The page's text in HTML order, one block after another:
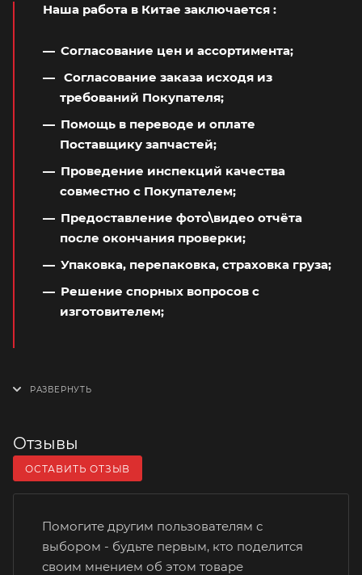
Наша работа в Китае заключается :
Согласование цен и ассортимента;
Согласование заказа исходя из
требований Покупателя;
Помощь в переводе и оплате
Поставщику запчастей;
Проведение инспекций качества
совместно с Покупателем;
Предоставление фото\видео отчёта
после окончания проверки;
Упаковка, перепаковка, страховка груза;
Решение спорных вопросов с
изготовителем;
Отзывы
ОСТАВИТЬ ОТЗЫВ
Помогите другим пользователям с
выбором - будьте первым, кто поделится
своим мнением об этом товаре